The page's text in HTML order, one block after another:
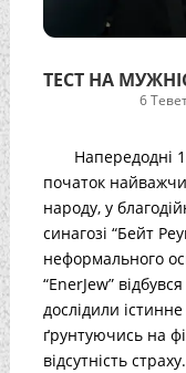
ТЕСТ НА
6
Напередодні
початок
народу, у
синагозі “Бейт
неформального
“EnerJew”
дослідили
ґрунтуючись на
відсутність